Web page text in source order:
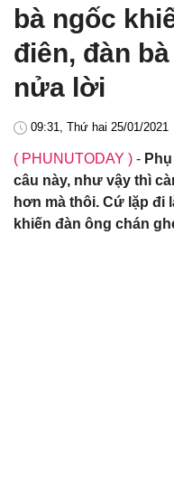
bà ngốc
điên, đàn
nửa lời
09:31, Thứ hai 25/01/2021
( PHUNUTODAY ) -
câu này, như vậy thì
hơn mà thôi. Cứ lặp đi
khiến đàn ông chán